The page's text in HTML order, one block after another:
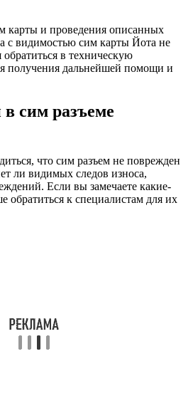
карты и проведения описанных
с видимостью сим карты Йота не
обратиться в техническую
получения дальнейшей помощи и
сим разъеме
что сим разъем не поврежден
ли видимых следов износа,
Если вы замечаете какие-
обратиться к специалистам для их